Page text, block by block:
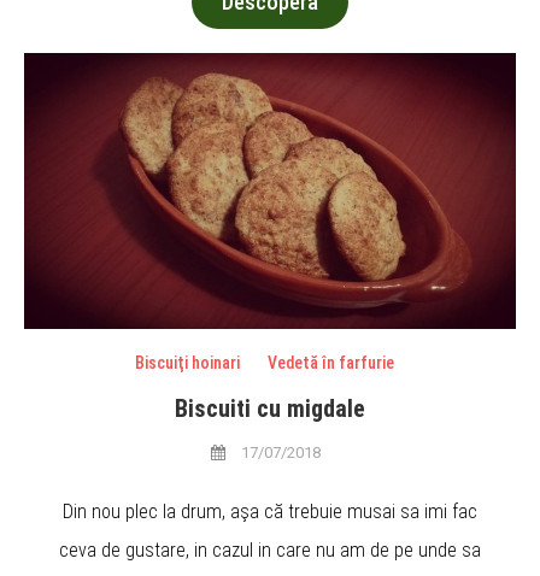
Biscuiţi hoinari Vedetă în farfurie
Biscuiti cu migdale
17/07/2018
Din nou plec la drum, aşa că trebuie musai sa imi fac
ceva de gustare, in cazul in care nu am de pe unde sa